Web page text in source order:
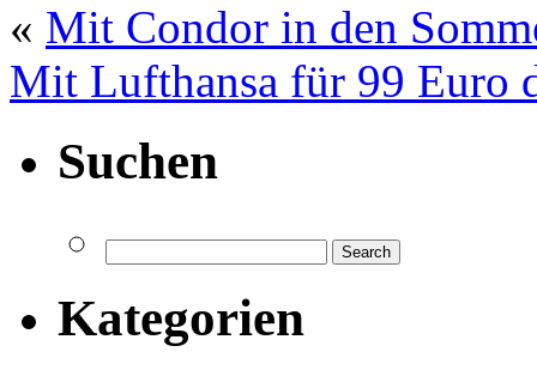
« Mit Condor in den
Mit Lufthansa für 99 Euro
Suchen
Kategorien